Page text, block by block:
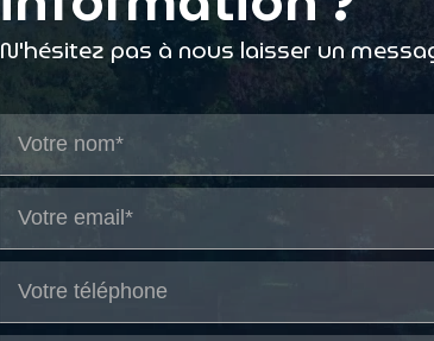
N'hésitez pas à nous laisser un